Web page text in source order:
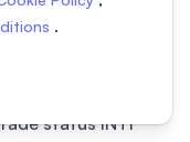
Universitas
University
hingga
status INTI
.